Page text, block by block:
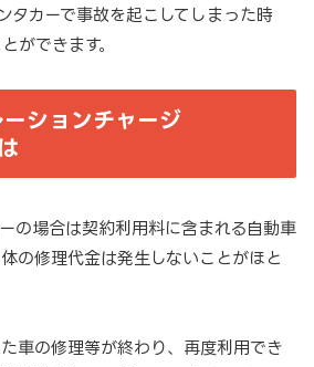
タカーで事故を起こしてしまった時
ができます。
ーションチャージ
の場合は契約利用料に含まれる自動車
の修理代金は発生しないことがほと
車の修理等が終わり、再度利用でき